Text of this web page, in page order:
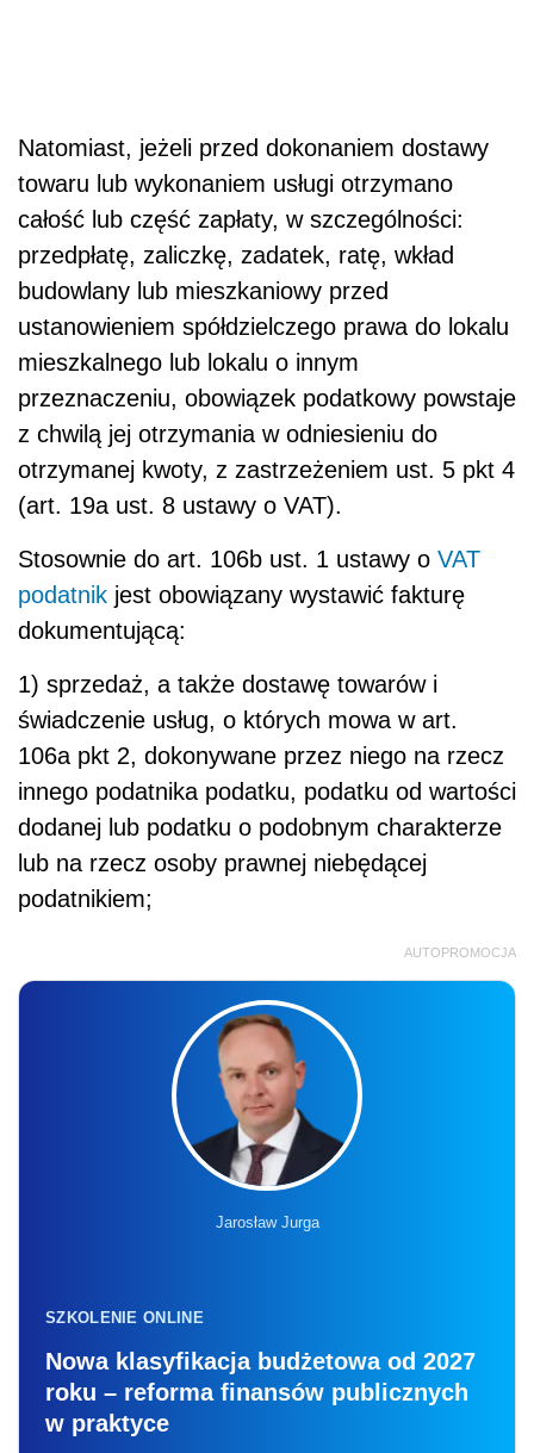
Natomiast, jeżeli przed dokonaniem dostawy
towaru lub wykonaniem usługi otrzymano
całość lub część zapłaty, w szczególności:
przedpłatę, zaliczkę, zadatek, ratę, wkład
budowlany lub mieszkaniowy przed
ustanowieniem spółdzielczego prawa do lokalu
mieszkalnego lub lokalu o innym
przeznaczeniu, obowiązek podatkowy powstaje
z chwilą jej otrzymania w odniesieniu do
otrzymanej kwoty, z zastrzeżeniem ust. 5 pkt 4
(art. 19a ust. 8 ustawy o VAT).
Stosownie do art. 106b ust. 1 ustawy o VAT
podatnik jest obowiązany wystawić fakturę
dokumentującą:
1) sprzedaż, a także dostawę towarów i
świadczenie usług, o których mowa w art.
106a pkt 2, dokonywane przez niego na rzecz
innego podatnika podatku, podatku od wartości
dodanej lub podatku o podobnym charakterze
lub na rzecz osoby prawnej niebędącej
podatnikiem;
AUTOPROMOCJA
Jarosław Jurga
SZKOLENIE ONLINE
Nowa klasyfikacja budżetowa od 2027
roku – reforma finansów publicznych
w praktyce